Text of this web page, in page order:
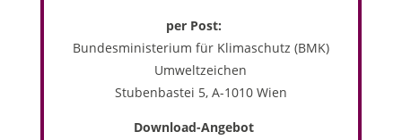
per Post:
Bundesministerium für Klimaschutz (BMK)
Umweltzeichen
Stubenbastei 5, A-1010 Wien
Download-Angebot